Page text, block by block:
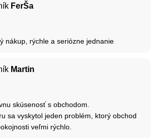
FerŠa
nákup, rýchle a seriózne jednanie
Martin
skúsenosť s obchodom.
sa vyskytol jeden problém, ktorý obchod
veľmi rýchlo.